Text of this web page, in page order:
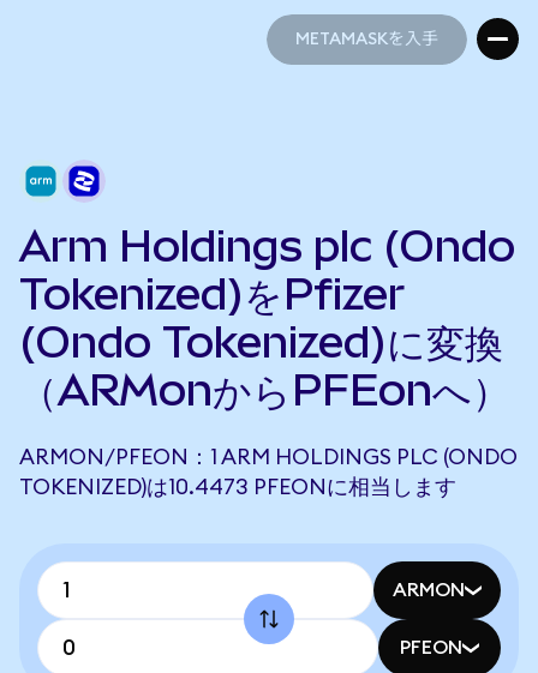
METAMASKを入手
Arm Holdings plc (Ondo
Tokenized)をPfizer
(Ondo Tokenized)に変換
（ARMonからPFEonへ）
ARMON/PFEON：1 ARM HOLDINGS PLC (ONDO
TOKENIZED)は10.4473 PFEONに相当します
ARMON
PFEON